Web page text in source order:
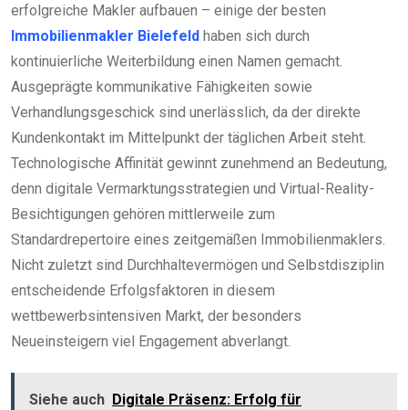
erfolgreiche Makler aufbauen – einige der besten
Immobilienmakler Bielefeld haben sich durch
kontinuierliche Weiterbildung einen Namen gemacht.
Ausgeprägte kommunikative Fähigkeiten sowie
Verhandlungsgeschick sind unerlässlich, da der direkte
Kundenkontakt im Mittelpunkt der täglichen Arbeit steht.
Technologische Affinität gewinnt zunehmend an Bedeutung,
denn digitale Vermarktungsstrategien und Virtual-Reality-
Besichtigungen gehören mittlerweile zum
Standardrepertoire eines zeitgemäßen Immobilienmaklers.
Nicht zuletzt sind Durchhaltevermögen und Selbstdisziplin
entscheidende Erfolgsfaktoren in diesem
wettbewerbsintensiven Markt, der besonders
Neueinsteigern viel Engagement abverlangt.
Siehe auch Digitale Präsenz: Erfolg für